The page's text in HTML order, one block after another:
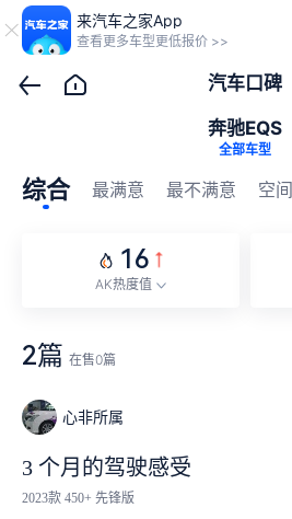
来汽车之家App
查看更多车型更低报价 >>
汽车口碑
奔驰EQS
全部车型
综合 最满意 最不满意 空间
16
AK热度值
2篇 在售0篇
心非所属
3 个月的驾驶感受
2023款 450+ 先锋版